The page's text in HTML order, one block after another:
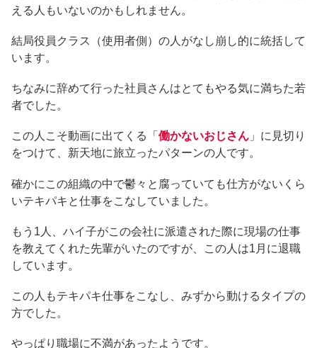
える人もいないのかもしれません。
結局役員クラス（使用者側）の人がなし崩し的に統括して
います。
ちなみに辞めて行った社員さんはとてもやる気に満ちた若
者でした。
この人こそ動画に出てくる「 働かないおじさん 」に見切り
をつけて、新天地に旅立ったパターンの人です。
確かにこの組織の中で鬱々と腐っていても仕方がないくら
いテキパキと仕事をこなしていました。
もう1人、ハイ子がこの会社に派遣された際に現場の仕事
を教えてくれた先輩がいたのですが、この人は1月に退職
しています。
この人もテキパキ仕事をこなし、みずから動けるタイプの
方でした。
やっぱり職場に不満があったようです。